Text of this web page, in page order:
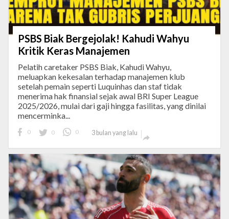
PSBS Biak Bergejolak! Kahudi Wahyu
Kritik Keras Manajemen
Pelatih caretaker PSBS Biak, Kahudi Wahyu,
meluapkan kekesalan terhadap manajemen klub
setelah pemain seperti Luquinhas dan staf tidak
menerima hak finansial sejak awal BRI Super League
2025/2026, mulai dari gaji hingga fasilitas, yang dinilai
mencerminka...
0 0 0 3 bulan yang lalu
